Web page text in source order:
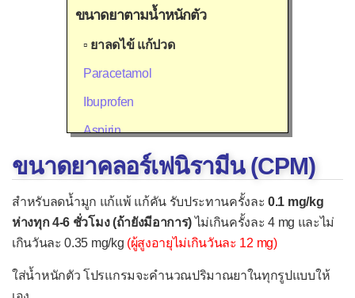
ขนาดยาตามน้ำหนักตัว
▫ ยาลดไข้ แก้ปวด
Paracetamol
Ibuprofen
Aspirin
Diclofenac (Voltaren®)
Meloxicam (Mobic®)
Celecoxib (Celebrex®)
Etoricoxib (Arcoxia®)
ขนาดยาคลอร์เฟนิรามีน (CPM)
สำหรับลดน้ำมูก แก้แพ้ แก้คัน รับประทานครั้งละ0.1 mg/kg
ห่างทุก 4-6 ชั่วโมง (ถ้ายังมีอาการ)ไม่เกินครั้งละ 4 mg และไม่
เกินวันละ 0.35 mg/kg (ผู้สูงอายุไม่เกินวันละ 12 mg)
ใส่น้ำหนักตัว โปรแกรมจะคำนวณปริมาณยาในทุกรูปแบบให้